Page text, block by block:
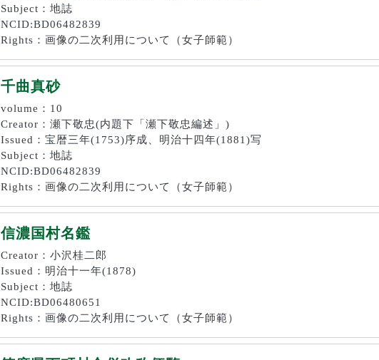
Subject：地誌
NCID:BD06482839
Rights：画像の二次利用について（女子師範）
千曲真砂
volume：10
Creator：瀬下敬忠(内題下「瀬下敬忠編述」)
Issued：宝暦三年(1753)序成、明治十四年(1881)写
Subject：地誌
NCID:BD06482839
Rights：画像の二次利用について（女子師範）
信濃国村名鑑
Creator：小沢桂二郎
Issued：明治十一年(1878)
Subject：地誌
NCID:BD06480651
Rights：画像の二次利用について（女子師範）